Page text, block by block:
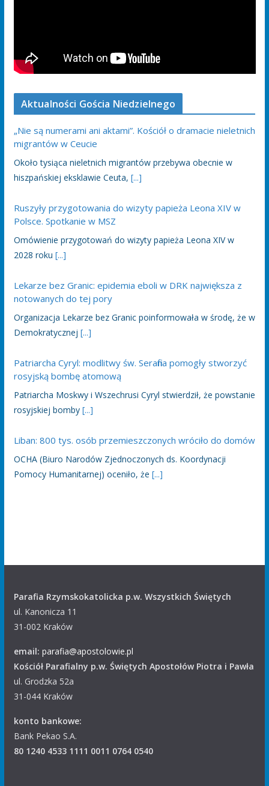
Aktualności Gościa Niedzielnego
„Nie są numerami ani aktami”. Kościół o dramacie nieletnich
migrantów w Ceucie
Około tysiąca nieletnich migrantów przebywa obecnie w
hiszpańskiej eksklawie Ceuta, [...]
Ruszyły przygotowania do wizyty papieża Leona XIV w
Polsce. Spotkanie w MSZ
Omówienie przygotowań do wizyty papieża Leona XIV w
2028 roku [...]
Lekarze bez Granic: epidemia eboli w DRK największa z
notowanych do tej pory
Organizacja Lekarze bez Granic poinformowała w środę, że w
Demokratycznej [...]
Patriarcha Cyryl: modlitwy św. Serafina pomogły stworzyć
rosyjską bombę atomową
Patriarcha Moskwy i Wszechrusi Cyryl stwierdził, że powstanie
rosyjskiej bomby [...]
Liban: 800 tys. osób przemieszczonych wróciło do domów
OCHA (Biuro Narodów Zjednoczonych ds. Koordynacji
Pomocy Humanitarnej) oceniło, że [...]
Parafia Rzymskokatolicka p.w. Wszystkich Świętych
ul. Kanonicza 11
31-002 Kraków
email: parafia@apostolowie.pl
Kościół Parafialny p.w. Świętych Apostołów Piotra i Pawła
ul. Grodzka 52a
31-044 Kraków
konto bankowe:
Bank Pekao S.A.
80 1240 4533 1111 0011 0764 0540